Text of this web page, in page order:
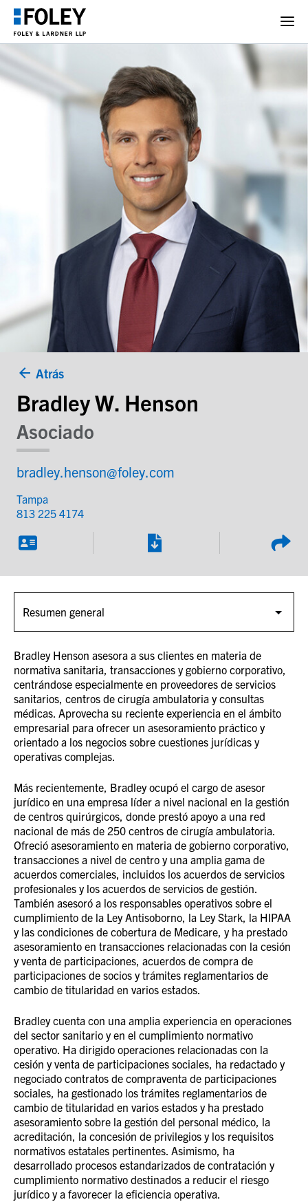
Atrás
Bradley W. Henson
Asociado
bradley.henson@foley.com
Tampa
813 225 4174
Bradley Henson asesora a sus clientes en materia de
normativa sanitaria, transacciones y gobierno corporativo,
centrándose especialmente en proveedores de servicios
sanitarios, centros de cirugía ambulatoria y consultas
médicas. Aprovecha su reciente experiencia en el ámbito
empresarial para ofrecer un asesoramiento práctico y
orientado a los negocios sobre cuestiones jurídicas y
operativas complejas.
Más recientemente, Bradley ocupó el cargo de asesor
jurídico en una empresa líder a nivel nacional en la gestión
de centros quirúrgicos, donde prestó apoyo a una red
nacional de más de 250 centros de cirugía ambulatoria.
Ofreció asesoramiento en materia de gobierno corporativo,
transacciones a nivel de centro y una amplia gama de
acuerdos comerciales, incluidos los acuerdos de servicios
profesionales y los acuerdos de servicios de gestión.
También asesoró a los responsables operativos sobre el
cumplimiento de la Ley Antisoborno, la Ley Stark, la HIPAA
y las condiciones de cobertura de Medicare, y ha prestado
asesoramiento en transacciones relacionadas con la cesión
y venta de participaciones, acuerdos de compra de
participaciones de socios y trámites reglamentarios de
cambio de titularidad en varios estados.
Bradley cuenta con una amplia experiencia en operaciones
del sector sanitario y en el cumplimiento normativo
operativo. Ha dirigido operaciones relacionadas con la
cesión y venta de participaciones sociales, ha redactado y
negociado contratos de compraventa de participaciones
sociales, ha gestionado los trámites reglamentarios de
cambio de titularidad en varios estados y ha prestado
asesoramiento sobre la gestión del personal médico, la
acreditación, la concesión de privilegios y los requisitos
normativos estatales pertinentes. Asimismo, ha
desarrollado procesos estandarizados de contratación y
cumplimiento normativo destinados a reducir el riesgo
jurídico y a favorecer la eficiencia operativa.